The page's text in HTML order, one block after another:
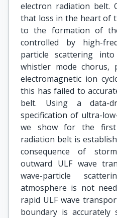
electron radiation belt.
that loss in the heart of
to the formation of
controlled by high-
particle scattering
whistler mode chorus,
electromagnetic ion
this has failed to
belt. Using a data-
specification of ultra-
we show for the
radiation belt is
consequence of
outward ULF wave
wave-particle
atmosphere is not
rapid ULF wave
boundary is accurately